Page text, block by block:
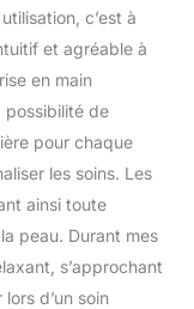
par
dispose
et 4
avec
Pour
de peau,
quatre
c’est à
et agréable à
en main
possibilité de
pour chaque
les soins. Les
ainsi toute
peau. Durant mes
s’approchant
d’un soin